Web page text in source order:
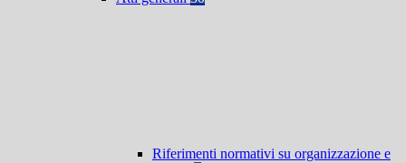
Riferimenti normativi su organizzazione e